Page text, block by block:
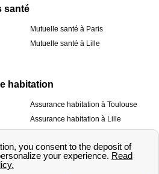
santé
Mutuelle santé à Paris
Mutuelle santé à Lille
habitation
Assurance habitation à Toulouse
Assurance habitation à Lille